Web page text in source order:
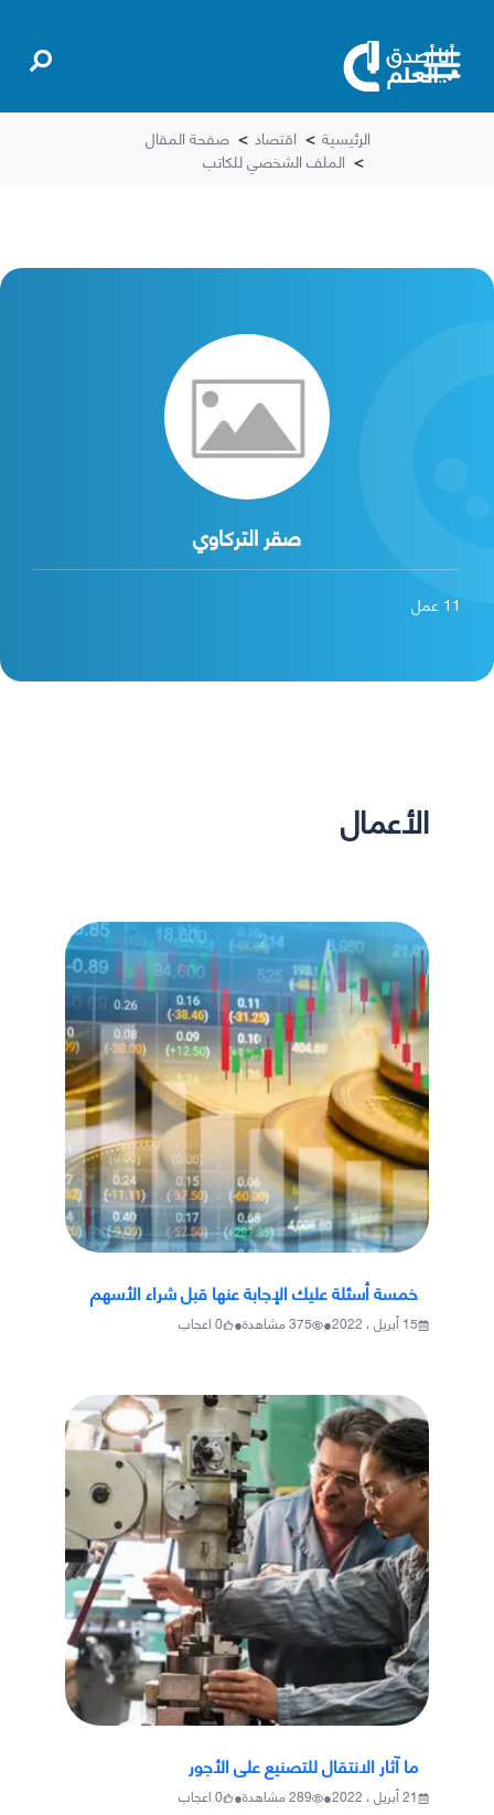
الرئيسية > اقتصاد > صفحة المقال
> الملف الشخصي للكاتب
صقر التركاوي
11 عمل
الأعمال
خمسة أسئلة عليك الإجابة عنها قبل شراء الأسهم
15 أبريل ، 2022 •
375مشاهدة•
0اعجاب
ما آثار الانتقال للتصنيع على الأجور
21 أبريل ، 2022 •
289مشاهدة•
0اعجاب